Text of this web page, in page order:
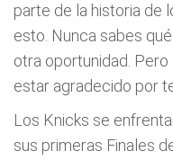
parte de la historia de
esto. Nunca sabes
otra oportunidad.
estar agradecido por
Los Knicks se
sus primeras Finales